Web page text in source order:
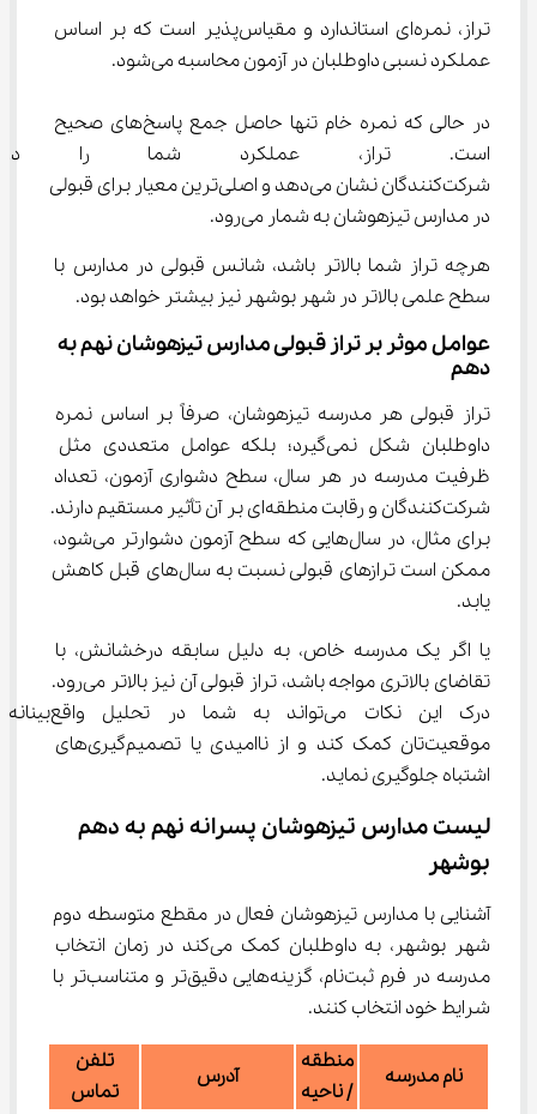
تراز، نمره‌ای استاندارد و مقیاس‌پذیر است که بر اساس
عملکرد نسبی داوطلبان در آزمون محاسبه می‌شود.
در حالی که نمره خام تنها حاصل جمع پاسخ‌های صحیح
است. تراز، عملکرد شما را
شرکت‌کنندگان نشان می‌دهد و اصلی‌ترین معیار برای قبولی
در مدارس تیزهوشان به شمار می‌رود.
هرچه تراز شما بالاتر باشد، شانس قبولی در مدارس با
سطح علمی بالاتر در شهر بوشهر نیز بیشتر خواهد بود.
عوامل موثر بر تراز قبولی مدارس تیزهوشان نهم به
دهم
تراز قبولی هر مدرسه تیزهوشان، صرفاً بر اساس نمره
داوطلبان شکل نمی‌گیرد؛ بلکه عوامل متعددی مثل
ظرفیت مدرسه در هر سال، سطح دشواری آزمون، تعداد
شرکت‌کنندگان و رقابت منطقه‌ای بر آن تأثیر مستقیم دارند.
برای مثال، در سال‌هایی که سطح آزمون دشوارتر می‌شود،
ممکن است ترازهای قبولی نسبت به سال‌های قبل کاهش
یابد.
یا اگر یک مدرسه خاص، به دلیل سابقه درخشانش، با
تقاضای بالاتری مواجه باشد، تراز قبولی آن نیز بالاتر می‌رود.
درک این نکات می‌تواند به شما در تحلیل واقع‌بینانه
موقعیت‌تان کمک کند و از ناامیدی یا تصمیم‌گیری‌های
اشتباه جلوگیری نماید.
لیست مدارس تیزهوشان پسرانه نهم به دهم
بوشهر
آشنایی با مدارس تیزهوشان فعال در مقطع متوسطه دوم
شهر بوشهر، به داوطلبان کمک می‌کند در زمان انتخاب
مدرسه در فرم ثبت‌نام، گزینه‌هایی دقیق‌تر و متناسب‌تر با
شرایط خود انتخاب کنند.
نام مدرسه
منطقه
/ ناحیه
آدرس
تلفن
تماس